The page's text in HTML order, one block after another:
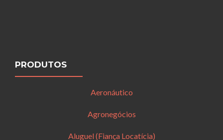
PRODUTOS
Aeronáutico
Agronegócios
Aluguel (Fiança Locatícia)